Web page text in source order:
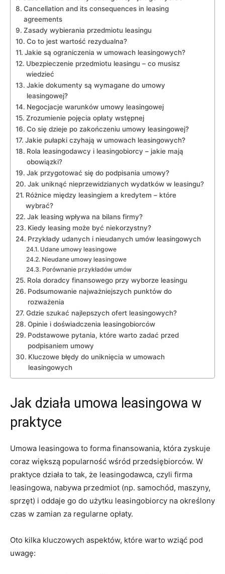
Cancellation and its consequences in leasing
agreements
Zasady wybierania przedmiotu leasingu
Co to jest wartość rezydualna?
Jakie są ograniczenia w umowach leasingowych?
Ubezpieczenie przedmiotu leasingu – co musisz
wiedzieć
Jakie dokumenty są wymagane do umowy
leasingowej?
Negocjacje warunków umowy leasingowej
Zrozumienie pojęcia opłaty wstępnej
Co się dzieje po zakończeniu umowy leasingowej?
Jakie pułapki czyhają w umowach leasingowych?
Rola leasingodawcy i leasingobiorcy – jakie mają
obowiązki?
Jak przygotować się do podpisania umowy?
Jak uniknąć nieprzewidzianych wydatków w leasingu?
Różnice między leasingiem a kredytem – które
wybrać?
Jak leasing wpływa na bilans firmy?
Kiedy leasing może być niekorzystny?
Przykłady udanych i nieudanych umów leasingowych
Udane umowy leasingowe
Nieudane umowy leasingowe
Porównanie przykładów umów
Rola doradcy finansowego przy wyborze leasingu
Podsumowanie najważniejszych punktów do
rozważenia
Gdzie szukać najlepszych ofert leasingowych?
Opinie i doświadczenia leasingobiorców
Podstawowe pytania, które warto zadać przed
podpisaniem umowy
Kluczowe błędy do uniknięcia w umowach
leasingowych
Jak działa umowa leasingowa w
praktyce
Umowa leasingowa to forma finansowania, która zyskuje
coraz większą popularność wśród przedsiębiorców. W
praktyce działa to tak, że leasingodawca, czyli firma
leasingowa, nabywa przedmiot (np. samochód, maszyny,
sprzęt) i oddaje go do użytku leasingobiorcy na określony
czas w zamian za regularne opłaty.
Oto kilka kluczowych aspektów, które warto wziąć pod
uwagę: